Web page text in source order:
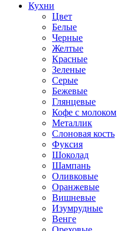
Кухни
Цвет
Белые
Черные
Желтые
Красные
Зеленые
Серые
Бежевые
Глянцевые
Кофе с молоком
Металлик
Слоновая кость
Фуксия
Шоколад
Шампань
Оливковые
Оранжевые
Вишневые
Изумрудные
Венге